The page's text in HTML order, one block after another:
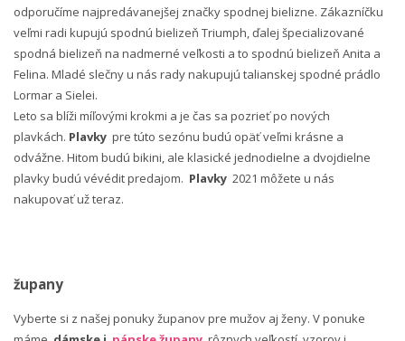
odporučíme najpredávanejšej značky spodnej bielizne. Zákazníčku
veľmi radi kupujú spodnú bielizeň Triumph, ďalej špecializované
spodná bielizeň na nadmerné veľkosti a to spodnú bielizeň Anita a
Felina. Mladé slečny u nás rady nakupujú talianskej spodné prádlo
Lormar a Sielei.
Leto sa blíži míľovými krokmi a je čas sa pozrieť po nových
plavkách. Plavky pre túto sezónu budú opäť veľmi krásne a
odvážne. Hitom budú bikini, ale klasické jednodielne a dvojdielne
plavky budú vévédit predajom. Plavky 2021 môžete u nás
nakupovať už teraz.
župany
Vyberte si z našej ponuky županov pre mužov aj ženy. V ponuke